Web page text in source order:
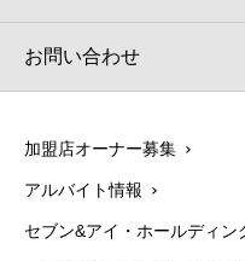
お問い合わせ
加盟店オーナー募集
アルバイト情報
セブン&アイ・ホールディン